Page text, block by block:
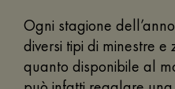
Ogni stagione
diversi tipi di minestre
quanto disponibile al